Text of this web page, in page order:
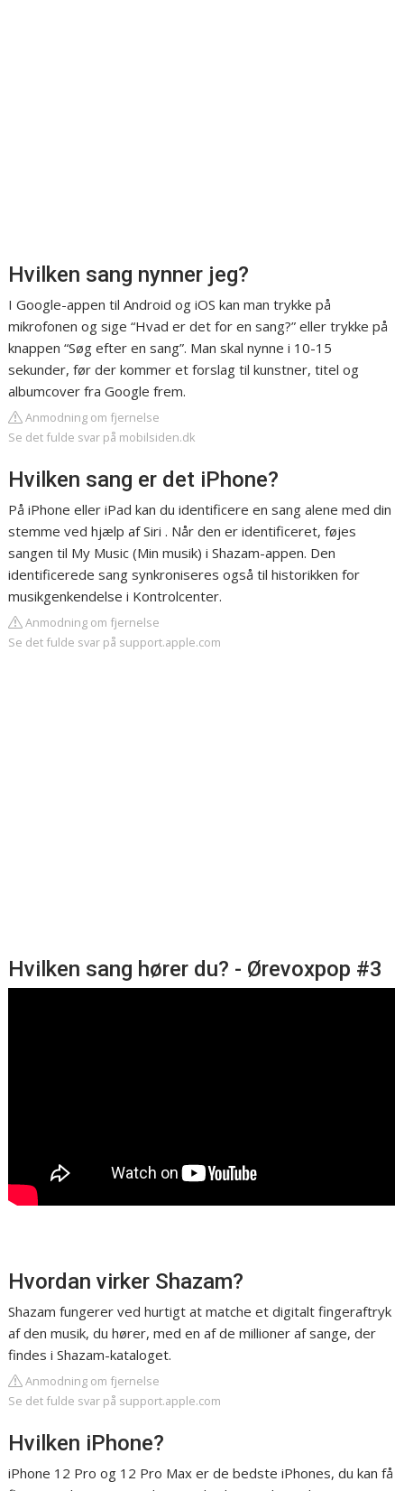
Hvilken sang nynner jeg?
I Google-appen til Android og iOS kan man trykke på
mikrofonen og sige “Hvad er det for en sang?” eller trykke på
knappen “Søg efter en sang”. Man skal nynne i 10-15
sekunder, før der kommer et forslag til kunstner, titel og
albumcover fra Google frem.
Anmodning om fjernelse
Se det fulde svar på mobilsiden.dk
Hvilken sang er det iPhone?
På iPhone eller iPad kan du identificere en sang alene med din
stemme ved hjælp af Siri . Når den er identificeret, føjes
sangen til My Music (Min musik) i Shazam-appen. Den
identificerede sang synkroniseres også til historikken for
musikgenkendelse i Kontrolcenter.
Anmodning om fjernelse
Se det fulde svar på support.apple.com
Hvilken sang hører du? - Ørevoxpop #3
Hvordan virker Shazam?
Shazam fungerer ved hurtigt at matche et digitalt fingeraftryk
af den musik, du hører, med en af de millioner af sange, der
findes i Shazam-kataloget.
Anmodning om fjernelse
Se det fulde svar på support.apple.com
Hvilken iPhone?
iPhone 12 Pro og 12 Pro Max er de bedste iPhones, du kan få